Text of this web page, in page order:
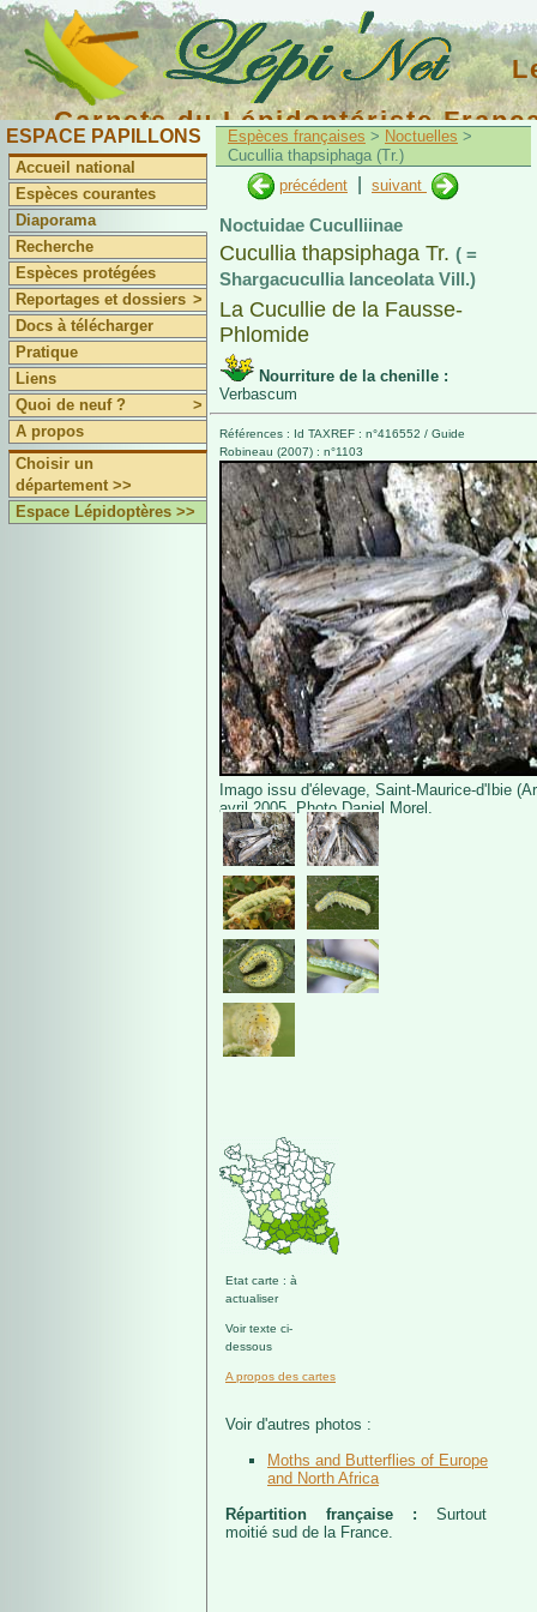
Carnets du Lépidoptériste
ESPACE PAPILLONS
Accueil national
Espèces courantes
Diaporama
Recherche
Espèces protégées
Reportages et dossiers >
Docs à télécharger
Pratique
Liens
Quoi de neuf ?
>
A propos
Choisir un
département >>
Espace Lépidoptères >>
Espèces françaises > Noctuelles >
Cucullia thapsiphaga (Tr.)
précédent
suivant
Noctuidae Cuculliinae
Cucullia thapsiphaga Tr. ( =
Shargacucullia lanceolata Vill.)
La Cucullie de la Fausse-
Phlomide
Nourriture de la chenille :
Verbascum
Références : Id TAXREF : n°416552 / Guide
Robineau (2007) : n°1103
Imago issu d'élevage, Saint-Maurice-d'Ibie
avril 2005. Photo Daniel Morel.
Etat carte : à
actualiser
Voir texte ci-
dessous
A propos des cartes
Voir d'autres photos :
Moths and Butterflies of Europe
and North Africa
Répartition française : Surtout
moitié sud de la France.